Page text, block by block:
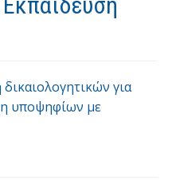
για
υποψηφίων με